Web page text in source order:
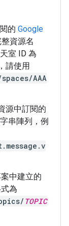
的 Google
整資源名
室 ID 為
請使用
AAA
源中訂閱的
串陣列，例
中建立的
為
TOPIC